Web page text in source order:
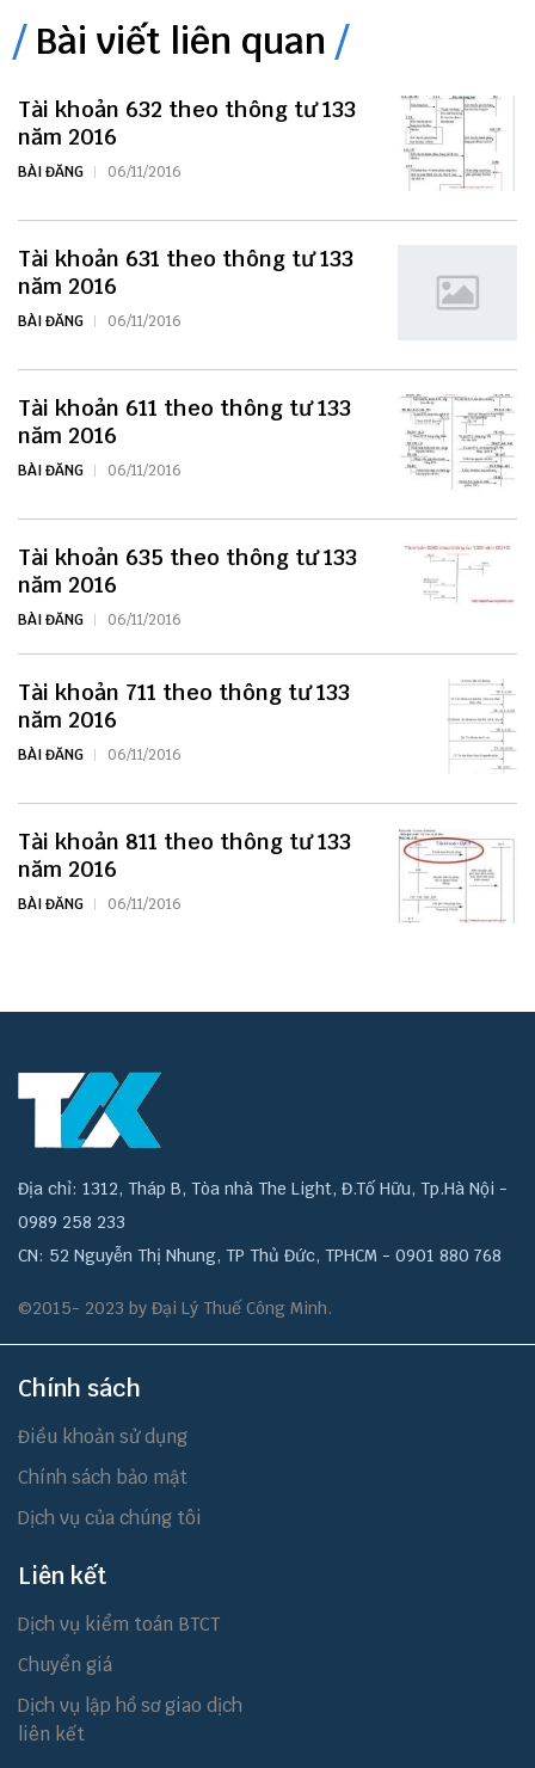
Bài viết liên quan
Tài khoản 632 theo thông tư 133
năm 2016
BÀI ĐĂNG 06/11/2016
Tài khoản 631 theo thông tư 133
năm 2016
BÀI ĐĂNG 06/11/2016
Tài khoản 611 theo thông tư 133
năm 2016
BÀI ĐĂNG 06/11/2016
Tài khoản 635 theo thông tư 133
năm 2016
BÀI ĐĂNG 06/11/2016
Tài khoản 711 theo thông tư 133
năm 2016
BÀI ĐĂNG 06/11/2016
Tài khoản 811 theo thông tư 133
năm 2016
BÀI ĐĂNG 06/11/2016
Địa chỉ: 1312, Tháp B, Tòa nhà The Light, Đ.Tố Hữu, Tp.Hà Nội -
0989 258 233
CN: 52 Nguyễn Thị Nhung, TP Thủ Đức, TPHCM - 0901 880 768
©2015- 2023 by Đại Lý Thuế Công Minh.
Chính sách
Điều khoản sử dụng
Chính sách bảo mật
Dịch vụ của chúng tôi
Liên kết
Dịch vụ kiểm toán BTCT
Chuyển giá
Dịch vụ lập hồ sơ giao dịch
liên kết